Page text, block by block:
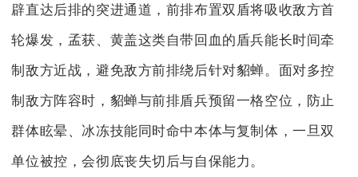
辟直达后排的突进通道，前排布置双盾将吸收敌方首
轮爆发，孟获、黄盖这类自带回血的盾兵能长时间牵
制敌方近战，避免敌方前排绕后针对貂蝉。面对多控
制敌方阵容时，貂蝉与前排盾兵预留一格空位，防止
群体眩晕、冰冻技能同时命中本体与复制体，一旦双
单位被控，会彻底丧失切后与自保能力。